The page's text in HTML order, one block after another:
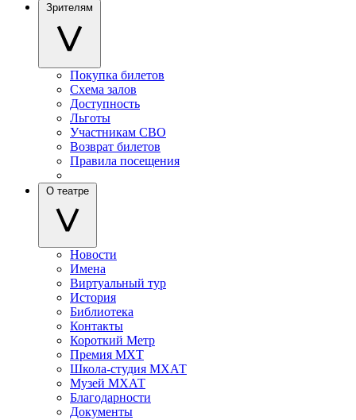
Зрителям
Покупка билетов
Схема залов
Доступность
Льготы
Участникам СВО
Возврат билетов
Правила посещения
О театре
Новости
Имена
Виртуальный тур
История
Библиотека
Контакты
Короткий Метр
Премия МХТ
Школа-студия МХАТ
Музей МХАТ
Благодарности
Документы